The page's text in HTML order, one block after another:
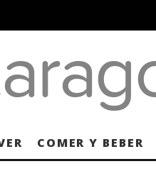
COMER Y BEBER